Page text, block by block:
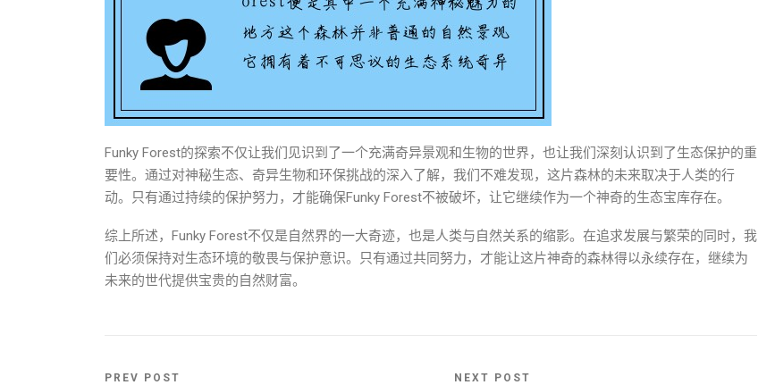
Funky Forest的探索不仅让我们见识到了一个充满奇异景观和生物的世界，也让我们深刻认识到了生态保护的重
要性。通过对神秘生态、奇异生物和环保挑战的深入了解，我们不难发现，这片森林的未来取决于人类的行
动。只有通过持续的保护努力，才能确保Funky Forest不被破坏，让它继续作为一个神奇的生态宝库存在。
综上所述，Funky Forest不仅是自然界的一大奇迹，也是人类与自然关系的缩影。在追求发展与繁荣的同时，我
们必须保持对生态环境的敬畏与保护意识。只有通过共同努力，才能让这片神奇的森林得以永续存在，继续为
未来的世代提供宝贵的自然财富。
PREV POST NEXT POST